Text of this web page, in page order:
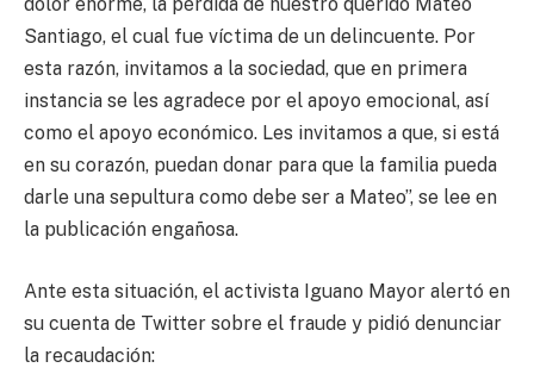
dolor enorme, la pérdida de nuestro querido Mateo
Santiago, el cual fue víctima de un delincuente. Por
esta razón, invitamos a la sociedad, que en primera
instancia se les agradece por el apoyo emocional, así
como el apoyo económico. Les invitamos a que, si está
en su corazón, puedan donar para que la familia pueda
darle una sepultura como debe ser a Mateo”, se lee en
la publicación engañosa.
Ante esta situación, el activista Iguano Mayor alertó en
su cuenta de Twitter sobre el fraude y pidió denunciar
la recaudación: